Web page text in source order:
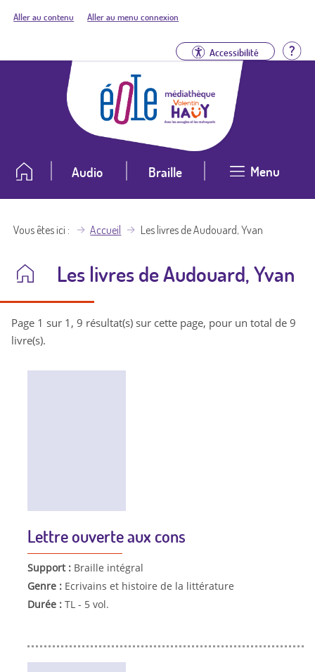
Aller au contenu Aller au menu connexion
Accessibilité
Audio Braille Menu
Vous êtes ici Accueil Les livres de Audouard, Yvan
Les livres de Audouard, Yvan
Page 1 sur 1, 9 résultat(s) sur cette page, pour un total de 9
livre(s).
Lettre ouverte aux cons
Support : Braille intégral
Genre : Ecrivains et histoire de la littérature
Durée : TL - 5 vol.